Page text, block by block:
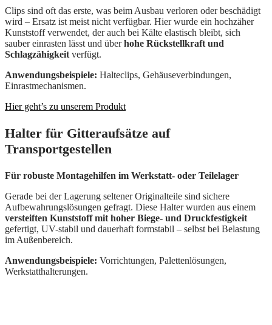
Clips sind oft das erste, was beim Ausbau verloren oder beschädigt
wird – Ersatz ist meist nicht verfügbar. Hier wurde ein hochzäher
Kunststoff verwendet, der auch bei Kälte elastisch bleibt, sich
sauber einrasten lässt und überhohe Rückstellkraft und
Schlagzähigkeit verfügt.
Anwendungsbeispiele: Halteclips, Gehäuseverbindungen,
Einrastmechanismen.
Hier geht’s zu unserem Produkt
Halter für Gitteraufsätze auf
Transportgestellen
Für robuste Montagehilfen im Werkstatt- oder Teilelager
Gerade bei der Lagerung seltener Originalteile sind sichere
Aufbewahrungslösungen gefragt. Diese Halter wurden aus einem
versteiften Kunststoff mit hoher Biege- und Druckfestigkeit
gefertigt, UV-stabil und dauerhaft formstabil – selbst bei Belastung
im Außenbereich.
Anwendungsbeispiele: Vorrichtungen, Palettenlösungen,
Werkstatthalterungen.